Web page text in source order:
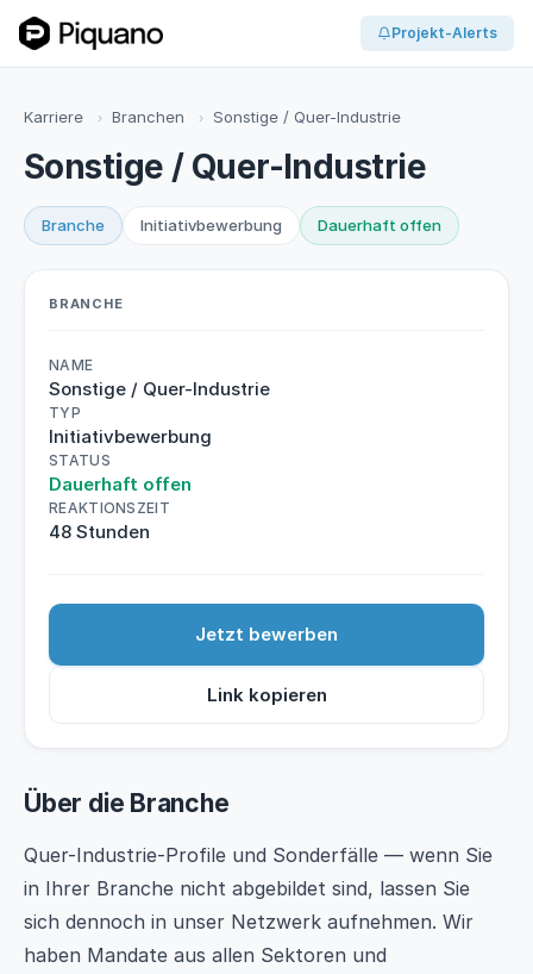
Projekt-Alerts
Karriere › Branchen › Sonstige / Quer-Industrie
Sonstige / Quer-Industrie
Branche Initiativbewerbung Dauerhaft offen
Über die Branche
Quer-Industrie-Profile und Sonderfälle — wenn Sie
in Ihrer Branche nicht abgebildet sind, lassen Sie
sich dennoch in unser Netzwerk aufnehmen. Wir
haben Mandate aus allen Sektoren und
BRANCHE
NAME
Sonstige / Quer-Industrie
TYP
Initiativbewerbung
STATUS
Dauerhaft offen
REAKTIONSZEIT
48 Stunden
Jetzt bewerben
Link kopieren